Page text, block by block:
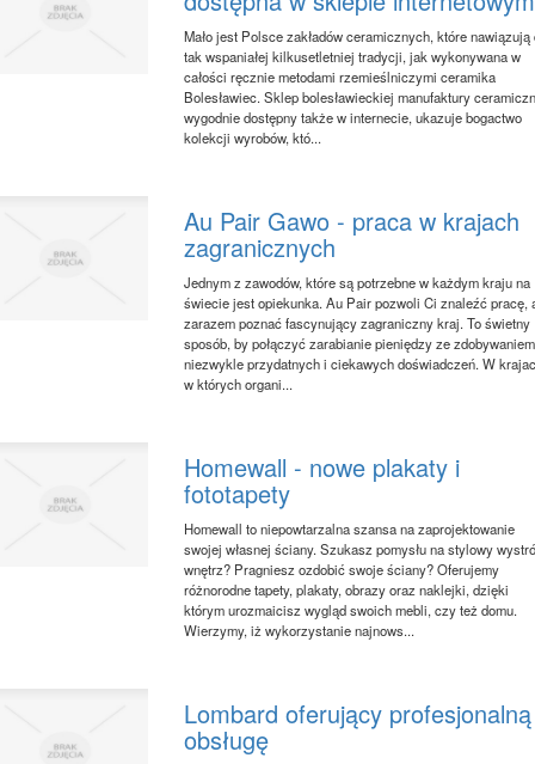
Mało jest Polsce zakładów ceramicznych, które nawiązują
tak wspaniałej kilkusetletniej tradycji, jak wykonywana w
całości ręcznie metodami rzemieślniczymi ceramika
Bolesławiec. Sklep bolesławieckiej manufaktury
wygodnie dostępny także w internecie, ukazuje bogactwo
kolekcji wyrobów, któ...
Au Pair Gawo - praca w krajach
zagranicznych
Jednym z zawodów, które są potrzebne w każdym kraju na
świecie jest opiekunka. Au Pair pozwoli Ci znaleźć pracę,
zarazem poznać fascynujący zagraniczny kraj. To świetny
sposób, by połączyć zarabianie pieniędzy ze zdobywaniem
niezwykle przydatnych i ciekawych doświadczeń. W
w których organi...
Homewall - nowe plakaty i
fototapety
Homewall to niepowtarzalna szansa na zaprojektowanie
swojej własnej ściany. Szukasz pomysłu na stylowy
wnętrz? Pragniesz ozdobić swoje ściany? Oferujemy
różnorodne tapety, plakaty, obrazy oraz naklejki, dzięki
którym urozmaicisz wygląd swoich mebli, czy też domu.
Wierzymy, iż wykorzystanie najnows...
Lombard oferujący profesjonalną
obsługę